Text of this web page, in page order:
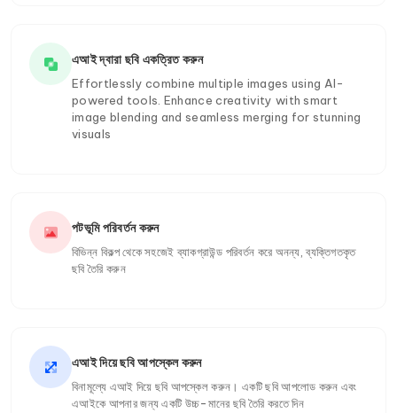
এআই দ্বারা ছবি একত্রিত করুন
Effortlessly combine multiple images using AI-
powered tools. Enhance creativity with smart
image blending and seamless merging for stunning
visuals
পটভূমি পরিবর্তন করুন
বিভিন্ন বিকল্প থেকে সহজেই ব্যাকগ্রাউন্ড পরিবর্তন করে অনন্য, ব্যক্তিগতকৃত
ছবি তৈরি করুন
এআই দিয়ে ছবি আপস্কেল করুন
বিনামূল্যে এআই দিয়ে ছবি আপস্কেল করুন। একটি ছবি আপলোড করুন এবং
এআইকে আপনার জন্য একটি উচ্চ-মানের ছবি তৈরি করতে দিন